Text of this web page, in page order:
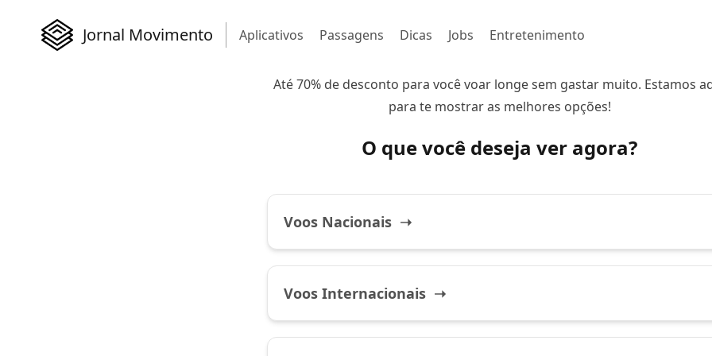
Jornal Movimento Aplicativos Passagens Dicas Jobs Entretenimento
Até 70% de desconto para você voar longe sem gastar muito. Estamos
para te mostrar as melhores opções!
O que você deseja ver agora?
Voos Nacionais ➝
Voos Internacionais ➝